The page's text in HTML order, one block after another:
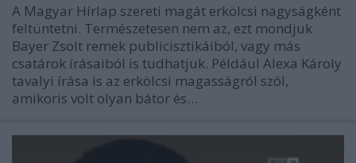
A Magyar Hírlap szereti magát erkölcsi nagyságként
feltüntetni. Természetesen nem az, ezt mondjuk
Bayer Zsolt remek publicisztikáiból, vagy más
csatárok írásaiból is tudhatjuk. Például Alexa Károly
tavalyi írása is az erkölcsi magasságról szól,
amikoris volt olyan bátor és…